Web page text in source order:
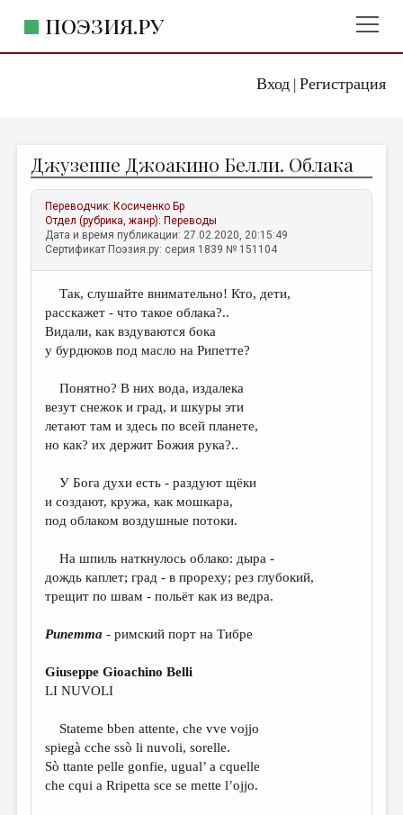
Вход| Регистрация
ПОЭЗИЯ.РУ
ЖАНРЫ
АВТОРЫ
КОММЕНТАРИИ
ЛИТСАЛОН
НОВОСТИ
ПРАВИЛА САЙТА
ИЗБРАННОЕ
ДАЙДЖЕСТ
ПЕРЕВОДЫ
КОНКУРСЫ
ДЕТСКАЯ КОМНАТА
КНИЖНАЯ ПОЛКА
ОБЪЯВЛЕНИЯ
КОЛОНКА РЕДАКТОРА
РЕДКОЛЛЕГИЯ
ОТ РЕДАКЦИИ
Джузеппе Джоакино Белли. Облака
Переводчик: Косиченко Бр
Отдел (рубрика, жанр): Переводы
Дата и время публикации: 27.02.2020, 20:15:49
Сертификат Поэзия.ру: серия 1839 № 151104
Так, слушайте внимательно! Кто, дети,
расскажет - что такое облака?..
Видали, как вздуваются бока
у бурдюков под масло на Рипетте?
Понятно? В них вода, издалека
везут снежок и град, и шкуры эти
летают там и здесь по всей планете,
но как? их держит Божия рука?..
У Бога духи есть - раздуют щёки
и создают, кружа, как мошкара,
под облаком воздушные потоки.
На шпиль наткнулось облако: дыра -
дождь каплет; град - в прореху; рез глубокий,
трещит по швам - польёт как из ведра.
Рипетта - римский порт на Тибре
Giuseppe Gioachino Belli
LI NUVOLI
Stateme bben attente, che vve vojjo
spiegà cche ssò li nuvoli, sorelle.
Sò ttante pelle gonfie, ugual’ a cquelle
che cqui a Rripetta sce se mette l’ojjo.